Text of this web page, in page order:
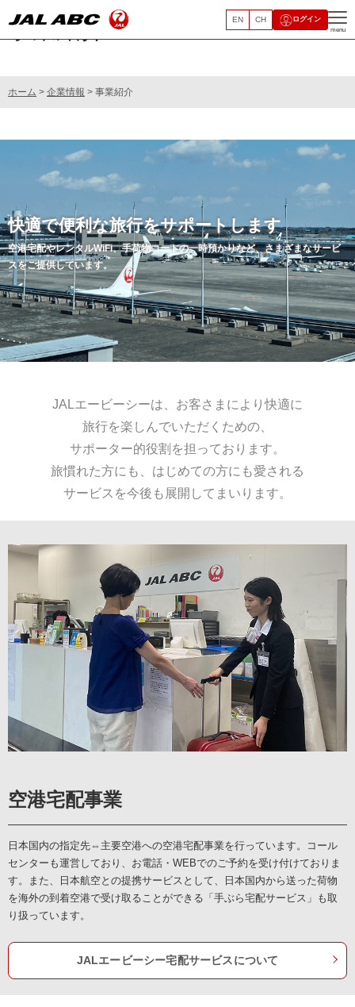
EN CH ログイン
menu
事業紹介
ホーム > 企業情報 > 事業紹介
快適で便利な旅行をサポートします
空港宅配やレンタルWiFi、手荷物コートの一時預かりなど、さまざまなサービ
スをご提供しています。
JALエービーシーは、お客さまにより快適に
旅行を楽しんでいただくための、
サポーター的役割を担っております。
旅慣れた方にも、はじめての方にも愛される
サービスを今後も展開してまいります。
空港宅配事業
日本国内の指定先⇔主要空港への空港宅配事業を行っています。コール
センターも運営しており、お電話・WEBでのご予約を受け付けておりま
す。また、日本航空との提携サービスとして、日本国内から送った荷物
を海外の到着空港で受け取ることができる「手ぶら宅配サービス」も取
り扱っています。
JALエービーシー宅配サービスについて